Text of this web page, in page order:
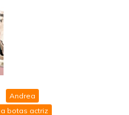
Andrea
botas actriz